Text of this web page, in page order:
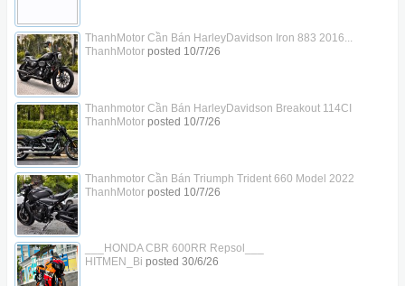
ThanhMotor Cần Bán HarleyDavidson Iron 883 2016...
ThanhMotorposted 10/7/26
Thanhmotor Cần Bán HarleyDavidson Breakout 114CI
ThanhMotorposted 10/7/26
Thanhmotor Cần Bán Triumph Trident 660 Model 2022
ThanhMotorposted 10/7/26
___HONDA CBR 600RR Repsol___
HITMEN_Bi posted 30/6/26